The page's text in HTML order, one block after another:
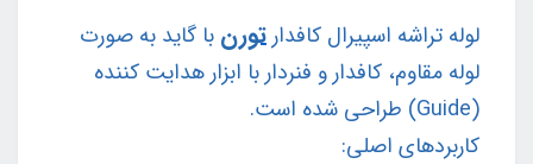
لوله تراشه اسپیرال کافدار تورن با گاید به صورت
لوله مقاوم، کافدار و فنردار با ابزار هدایت کننده
(Guide) طراحی شده است.
کاربردهای اصلی: